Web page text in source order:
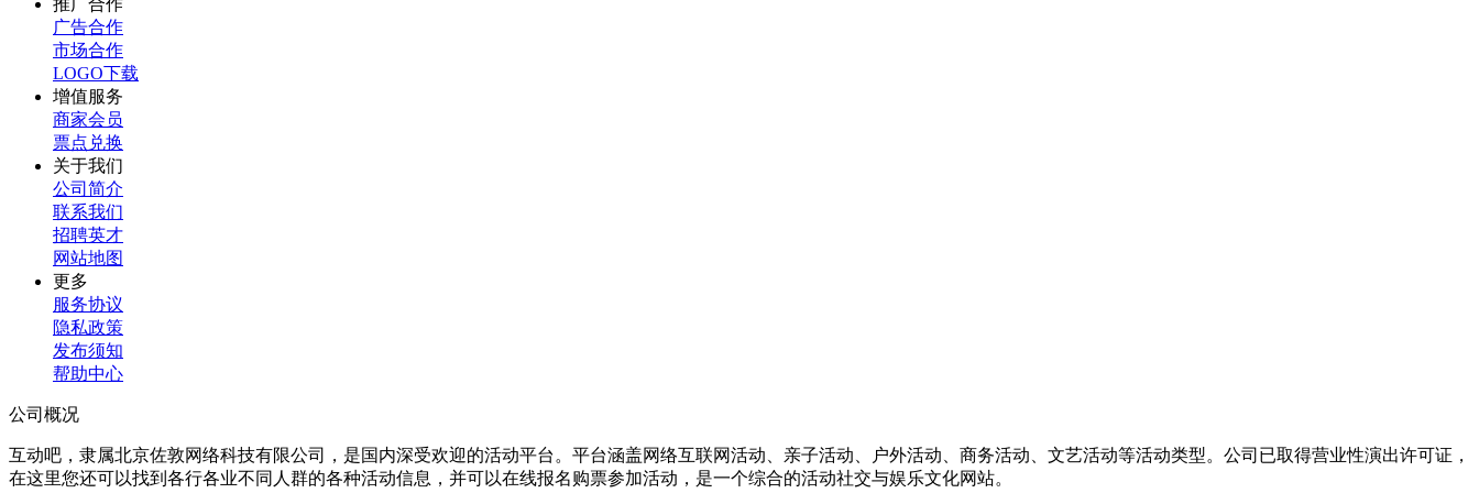
推广合作
广告合作
市场合作
LOGO下载
增值服务
商家会员
票点兑换
关于我们
公司简介
联系我们
招聘英才
网站地图
更多
服务协议
隐私政策
发布须知
帮助中心
公司概况
互动吧，隶属北京佐敦网络科技有限公司，是国内深受欢迎的活动平台。平台涵盖网络互联网活动、亲子活动、户外活动、商务活动、文艺活动等活动类型。公司已取得营业性演出许可证，
在这里您还可以找到各行各业不同人群的各种活动信息，并可以在线报名购票参加活动，是一个综合的活动社交与娱乐文化网站。